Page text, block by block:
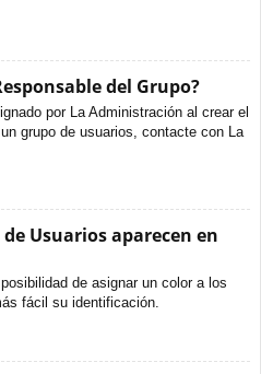
del Grupo?
por La Administración al crear el
grupo de usuarios, contacte con La
Usuarios aparecen en
de asignar un color a los
fácil su identificación.